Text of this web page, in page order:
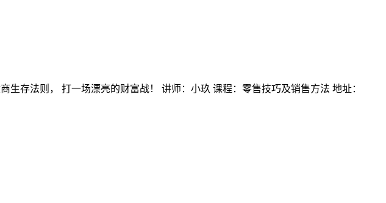
存法则， 打一场漂亮的财富战！ 讲师：小玖 课程：零售技巧及销售方法 地址：